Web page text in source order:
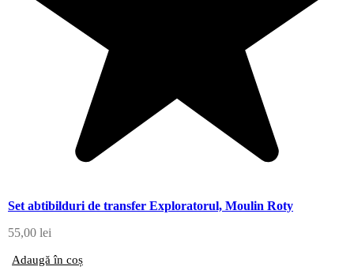
Set abtibilduri de transfer Exploratorul, Moulin Roty
55,00 lei
Adaugă în coș